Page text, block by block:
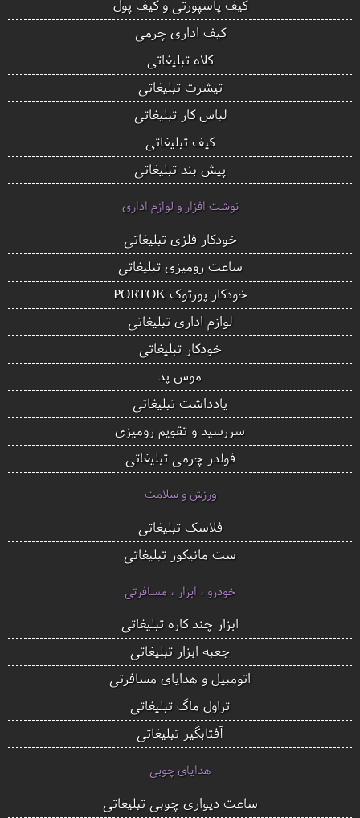
کیف پاسپورتی و کیف پول
کیف اداری چرمی
کلاه تبلیغاتی
تیشرت تبلیغاتی
لباس کار تبلیغاتی
کیف تبلیغاتی
پیش بند تبلیغاتی
نوشت افزار و لوازم اداری
خودکار فلزی تبلیغاتی
ساعت رومیزی تبلیغاتی
خودکار پورتوک PORTOK
لوازم اداری تبلیغاتی
خودکار تبلیغاتی
موس پد
یادداشت تبلیغاتی
سررسید و تقویم رومیزی
فولدر چرمی تبلیغاتی
ورزش و سلامت
فلاسک تبلیغاتی
ست مانیکور تبلیغاتی
خودرو ، ابزار ، مسافرتی
ابزار چند کاره تبلیغاتی
جعبه ابزار تبلیغاتی
اتومبیل و هدایای مسافرتی
تراول ماگ تبلیغاتی
آفتابگیر تبلیغاتی
هدایای چوبی
ساعت دیواری چوبی تبلیغاتی